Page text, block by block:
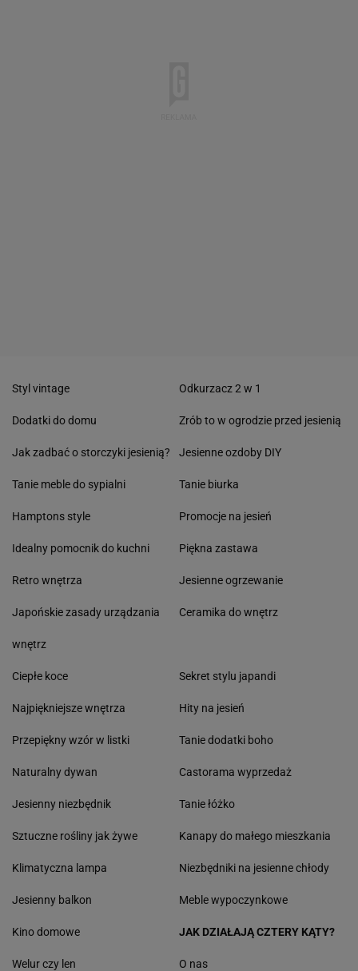
Styl vintage
Dodatki do domu
Jak zadbać o storczyki jesienią?
Tanie meble do sypialni
Hamptons style
Idealny pomocnik do kuchni
Retro wnętrza
Japońskie zasady urządzania
wnętrz
Odkurzacz 2 w 1
Zrób to w ogrodzie przed jesienią
Jesienne ozdoby DIY
Tanie biurka
Promocje na jesień
Piękna zastawa
Jesienne ogrzewanie
Ceramika do wnętrz
Ciepłe koce
Najpiękniejsze wnętrza
Przepiękny wzór w listki
Naturalny dywan
Jesienny niezbędnik
Sztuczne rośliny jak żywe
Klimatyczna lampa
Jesienny balkon
Sekret stylu japandi
Hity na jesień
Tanie dodatki boho
Castorama wyprzedaż
Tanie łóżko
Kanapy do małego mieszkania
Niezbędniki na jesienne chłody
Meble wypoczynkowe
Kino domowe
Welur czy len
JAK DZIAŁAJĄ CZTERY KĄTY?
O nas